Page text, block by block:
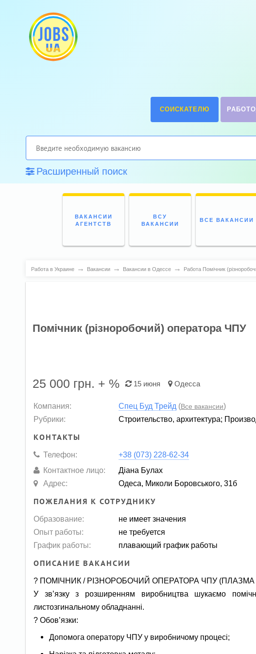
СОИСКАТЕЛЮ
Расширенный поиск
ВАКАНСИИ
АГЕНТСТВ
ВСУ
ВАКАНСИИ
ВСЕ ВАКАНСИИ
Работа в Украине → Вакансии → Вакансии в Одессе → Работа Помічник
Помічник (різноробочий) оператора ЧПУ
25 000 грн. + % 15 июня Одесса
Компания: Спец Буд Трейд (Все вакансии)
Рубрики:
Строительство, архитектура;
КОНТАКТЫ
Телефон:
+38 (073) 228-62-34
Контактное лицо:
Діана Булах
Адрес:
Одеса, Миколи Боровського, 31б
ПОЖЕЛАНИЯ К СОТРУДНИКУ
Образование:
не имеет значения
Опыт работы:
не требуется
График работы:
плавающий график работы
ОПИСАНИЕ ВАКАНСИИ
? ПОМІЧНИК / РІЗНОРОБОЧИЙ ОПЕРАТОРА ЧПУ (ПЛАЗМА
У зв’язку з розширенням виробництва шукаємо
листозгинальному обладнанні.
? Обов’язки:
Допомога оператору ЧПУ у виробничому процесі;